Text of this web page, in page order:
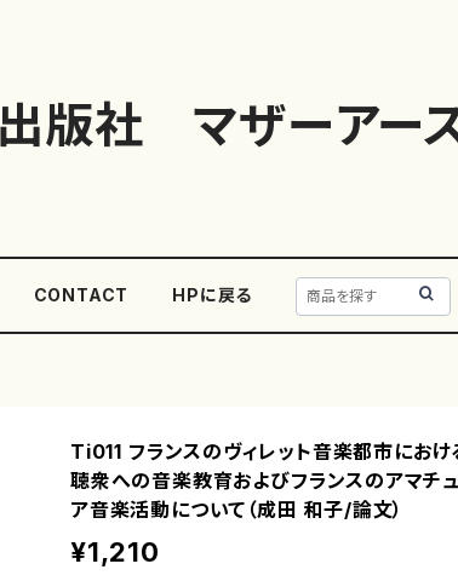
版社 マザーアー
CONTACT HPに戻る
Ti011 フランスのヴィレット音楽都市におけ
聴衆への音楽教育およびフランスのアマチュ
ア音楽活動について（成田 和子/論文）
¥1,210